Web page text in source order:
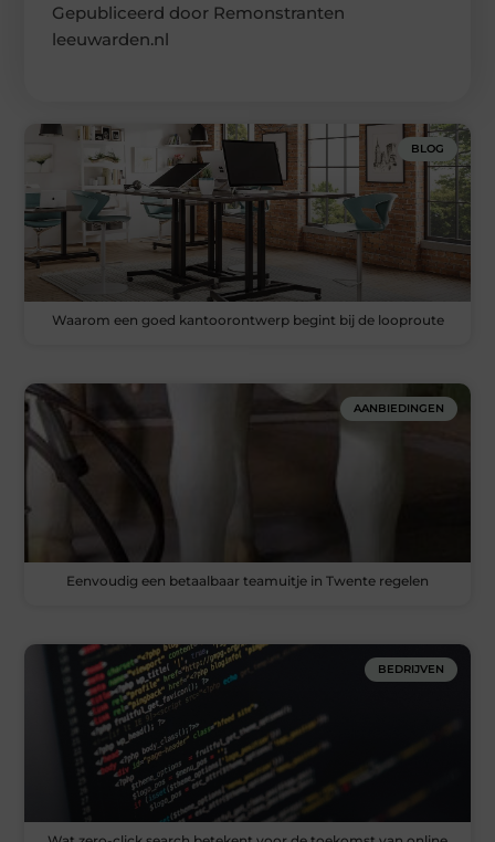
Gepubliceerd door Remonstranten
leeuwarden.nl
BLOG
Waarom een goed kantoorontwerp begint bij de looproute
AANBIEDINGEN
Eenvoudig een betaalbaar teamuitje in Twente regelen
BEDRIJVEN